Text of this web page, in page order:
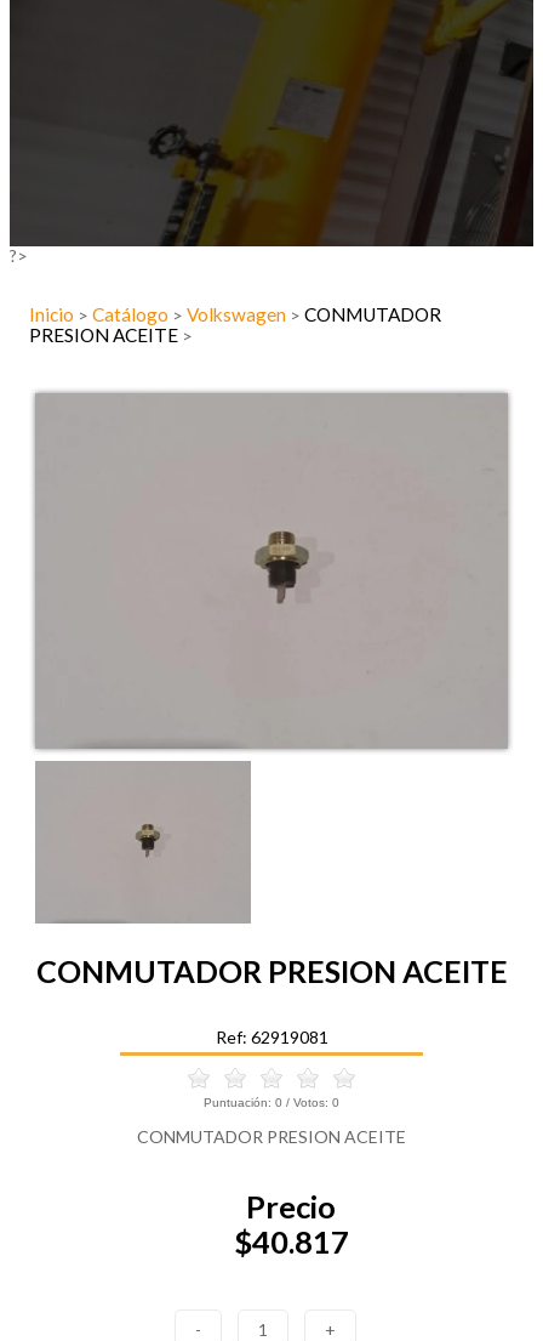
?>
Inicio > Catálogo > Volkswagen > CONMUTADOR
PRESION ACEITE >
CONMUTADOR PRESION ACEITE
Ref: 62919081
Puntuación: 0 / Votos: 0
CONMUTADOR PRESION ACEITE
Precio
$40.817
- 1 +